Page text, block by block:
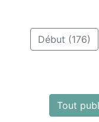
Début (176)
Tout